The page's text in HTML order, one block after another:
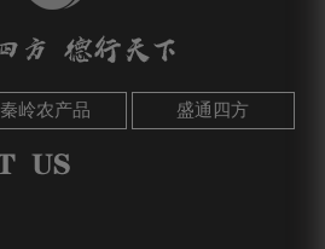
秦岭农产品 盛通四方